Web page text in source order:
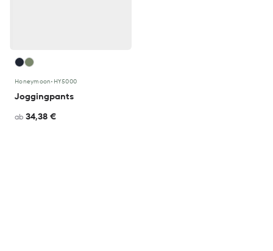
Honeymoon• HY5000
Joggingpants
ab 34,38 €